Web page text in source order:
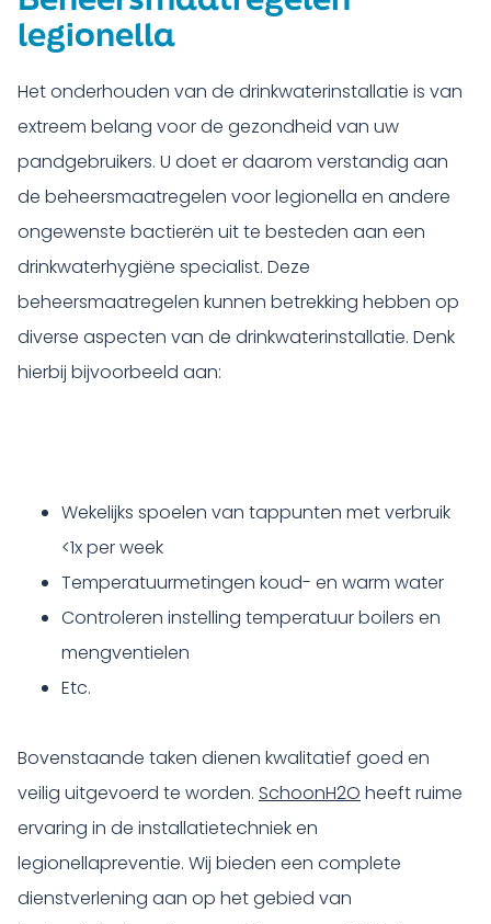
legionella
Het onderhouden van de drinkwaterinstallatie is van
extreem belang voor de gezondheid van uw
pandgebruikers. U doet er daarom verstandig aan
de beheersmaatregelen voor legionella en andere
ongewenste bactierën uit te besteden aan een
drinkwaterhygiëne specialist. Deze
beheersmaatregelen kunnen betrekking hebben op
diverse aspecten van de drinkwaterinstallatie. Denk
hierbij bijvoorbeeld aan:
Wekelijks spoelen van tappunten met verbruik
<1x per week
Temperatuurmetingen koud- en warm water
Controleren instelling temperatuur boilers en
mengventielen
Etc.
Bovenstaande taken dienen kwalitatief goed en
veilig uitgevoerd te worden. SchoonH2O heeft ruime
ervaring in de installatietechniek en
legionellapreventie. Wij bieden een complete
dienstverlening aan op het gebied van